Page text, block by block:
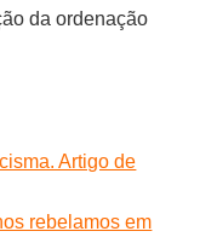
da ordenação
Artigo de
rebelamos em